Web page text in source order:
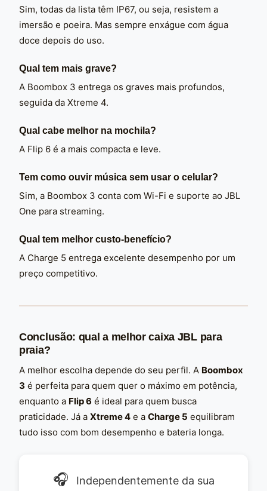
Sim, todas da lista têm IP67, ou seja, resistem a
imersão e poeira. Mas sempre enxágue com água
doce depois do uso.
Qual tem mais grave?
A Boombox 3 entrega os graves mais profundos,
seguida da Xtreme 4.
Qual cabe melhor na mochila?
A Flip 6 é a mais compacta e leve.
Tem como ouvir música sem usar o celular?
Sim, a Boombox 3 conta com Wi-Fi e suporte ao JBL
One para streaming.
Qual tem melhor custo-benefício?
A Charge 5 entrega excelente desempenho por um
preço competitivo.
Conclusão: qual a melhor caixa JBL para
praia?
A melhor escolha depende do seu perfil. A Boombox
3 é perfeita para quem quer o máximo em potência,
enquanto a Flip 6 é ideal para quem busca
praticidade. Já a Xtreme 4 e a Charge 5 equilibram
tudo isso com bom desempenho e bateria longa.
🎧
Independentemente da sua